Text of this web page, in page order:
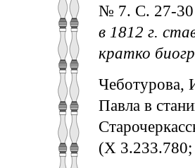
№ 7. С. 27-
в 1812 г.
кратко
Чеботурова,
Павла в
(Х